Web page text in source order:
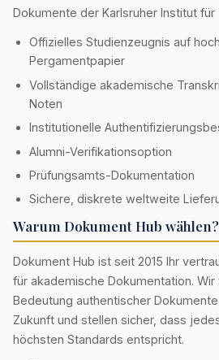
Dokumente der Karlsruher Institut für
Offizielles Studienzeugnis auf
Pergamentpapier
Vollständige akademische
Noten
Institutionelle
Alumni-Verifikationsoption
Prüfungsamts-Dokumentation
Sichere, diskrete weltweite
Warum Dokument Hub wählen?
Dokument Hub ist seit 2015 Ihr
für akademische Dokumentation.
Bedeutung authentischer
Zukunft und stellen sicher, dass
höchsten Standards entspricht.